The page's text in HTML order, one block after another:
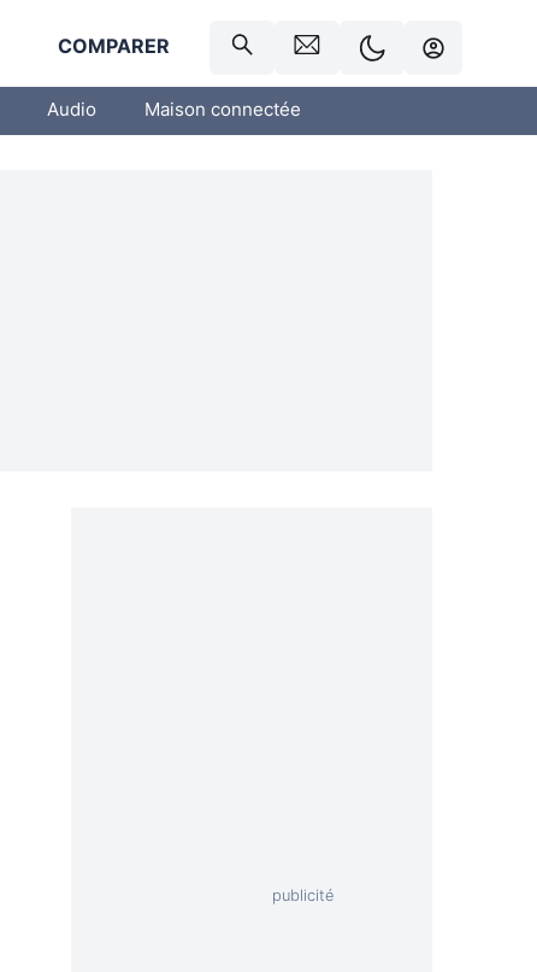
COMPARER
Audio Maison connectée